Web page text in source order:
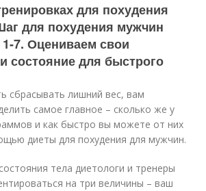
для похудения
для похудения мужчин
7. Оцениваем свои
состояние для быстрого
сбрасывать лишний вес, вам
самое главное – сколько же у
и как быстро вы можете от них
диеты для похудения для мужчин.
тела диетологи и тренеры
на три величины – ваш